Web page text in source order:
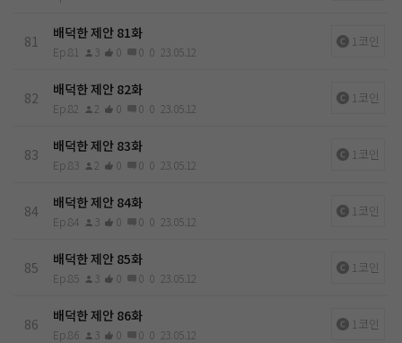
81 배덕한 제안 81화
Ep.81 3 0 0 0 23.05.12
1코인
82 배덕한 제안 82화
Ep.82 2 0 0 0 23.05.12
1코인
83 배덕한 제안 83화
Ep.83 2 0 0 0 23.05.12
1코인
84 배덕한 제안 84화
Ep.84 3 0 0 0 23.05.12
1코인
85 배덕한 제안 85화
Ep.85 3 0 0 0 23.05.12
1코인
86 배덕한 제안 86화
Ep.86 3 0 0 0 23.05.12
1코인